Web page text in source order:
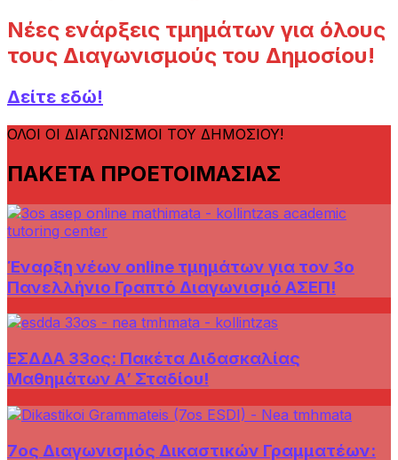
Νέες ενάρξεις τμημάτων για όλους
τους Διαγωνισμούς του Δημοσίου!
Δείτε εδώ!
ΟΛΟΙ ΟΙ ΔΙΑΓΩΝΙΣΜΟΙ ΤΟΥ ΔΗΜΟΣΙΟΥ!
ΠΑΚΕΤΑ ΠΡΟΕΤΟΙΜΑΣΙΑΣ
Έναρξη νέων online τμημάτων για τον 3ο
Πανελλήνιο Γραπτό Διαγωνισμό ΑΣΕΠ!
ΕΣΔΔΑ 33ος: Πακέτα Διδασκαλίας
Μαθημάτων Α’ Σταδίου!
7ος Διαγωνισμός Δικαστικών Γραμματέων: